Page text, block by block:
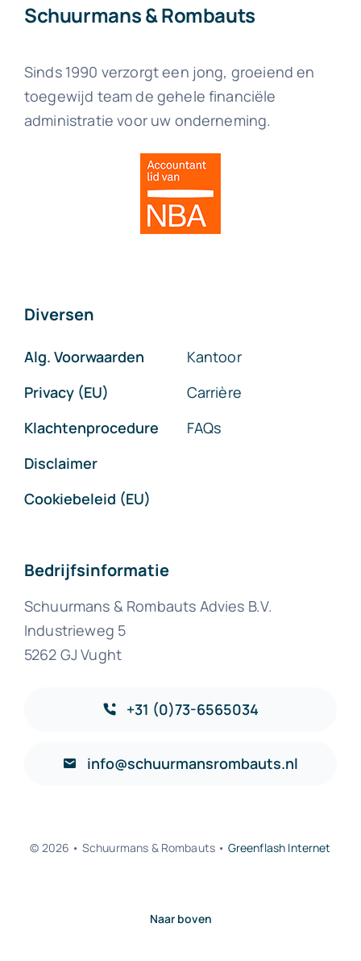
Schuurmans & Rombauts
Sinds 1990 verzorgt een jong, groeiend en
toegewijd team de gehele financiële
administratie voor uw onderneming.
Diversen
Alg. Voorwaarden
Privacy (EU)
Klachtenprocedure
Disclaimer
Cookiebeleid (EU)
Kantoor
Carrière
FAQs
Bedrijfsinformatie
Schuurmans & Rombauts Advies B.V.
Industrieweg 5
5262 GJ Vught
+31 (0)73-6565034
info@schuurmansrombauts.nl
© 2026 • Schuurmans & Rombauts • Greenflash Internet
Naar boven